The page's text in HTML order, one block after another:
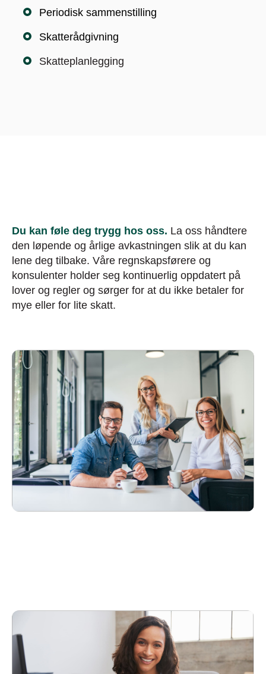
Periodisk sammenstilling
Skatterådgivning
Skatteplanlegging
Du kan føle deg trygg hos oss. La oss håndtere
den løpende og årlige avkastningen slik at du kan
lene deg tilbake. Våre regnskapsførere og
konsulenter holder seg kontinuerlig oppdatert på
lover og regler og sørger for at du ikke betaler for
mye eller for lite skatt.